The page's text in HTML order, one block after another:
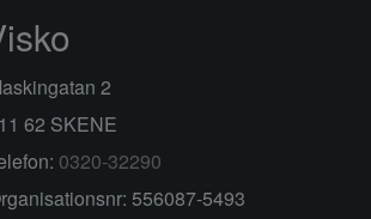
2
62 SKENE
0320-32290
556087-5493